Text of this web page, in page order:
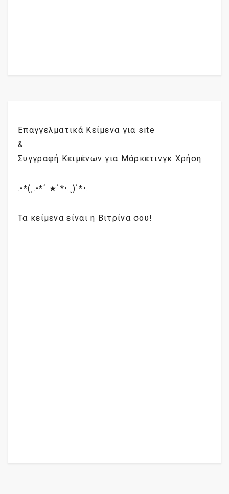
Επαγγελματικά Κείμενα για site
&
Συγγραφή Κειμένων για Μάρκετινγκ Χρήση
.•*(¸.•*´ ★`*•.¸)`*•.
Τα κείμενα είναι η Βιτρίνα σου!